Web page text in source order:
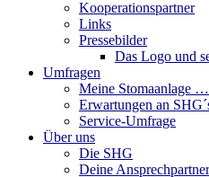
Kooperationspartner
Links
Pressebilder
Das Logo und
Umfragen
Meine Stomaanlage …
Erwartungen an
Service-Umfrage
Über uns
Die SHG
Deine Ansprechpartner